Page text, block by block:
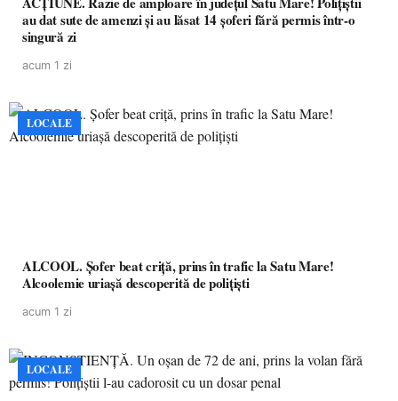
au dat sute de amenzi și au lăsat 14 șoferi fără permis într-o
singură zi
acum 1 zi
LOCALE
ALCOOL. Șofer beat criță, prins în trafic la Satu Mare!
Alcoolemie uriașă descoperită de polițiști
acum 1 zi
LOCALE